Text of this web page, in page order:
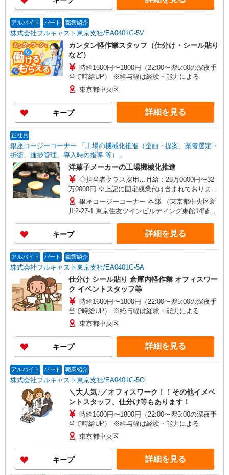
アルバイト パート 職業紹介
株式会社フルキャスト東京支社/EA0401G-5V
カンタン軽作業スタッフ（仕分け・シール貼り
など）
時給1600円〜1800円（22:00〜翌5:00の深夜手
当で時給UP） ※給与幅は経験・能力による
東京都中央区
キープ 詳細を見る
正社員
銀座コージーコーナー 「工場の機械化推進（企画・提案、業者選定・
折衝、進捗管理、導入時の指導 等）」
洋菓子メーカーの工場機械化推進
◇担当者クラス採用…月給：28万0000円〜32
万0000円 ※上記に固定残業代は含まれておりませ
ん。 ※残業代別途全額支給 ◇リーダークラス採
用…月給：36万5000円〜41万6000円 ※上記は固
定残業代を含む 固定残業代：6万7000 円〜7万
6000円/30時間 （固定残業代は残業がない場合も
支給し、超過分は別途支給する） ※経験・スキル
等を考慮の上で決定します。 【手当】 交通費規定
支給（月5万円まで） 【昇給】 昇給あり（4月）
【賞与】 年2回（7月・12月） ※試用期間6ヶ月を
除く
銀座コージーコーナー 本部 （東京都中央区新
川2-27-1 東京住友ツインビルディング東館14階）
キープ 詳細を見る
アルバイト パート 職業紹介
株式会社フルキャスト東京支社/EA0401G-5A
仕分け シール貼り 倉庫内軽作業 オフィスワー
ク イベントスタッフ等
時給1600円〜1800円（22:00〜翌5:00の深夜手
当で時給UP） ※給与幅は経験・能力による
東京都中央区
キープ 詳細を見る
アルバイト パート 職業紹介
株式会社フルキャスト東京支社/EA0401G-5O
＼大人気♪／オフィスワーク！！その他イメベ
ントスタッフ、仕分け等もあります！
時給1600円〜1800円（22:00〜翌5:00の深夜手
当で時給UP） ※給与幅は経験・能力による
東京都中央区
キープ 詳細を見る